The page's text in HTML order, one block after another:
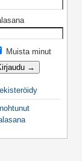
Muista minut